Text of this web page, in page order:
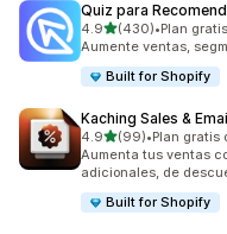
Quiz para
4.9de 5 estrellas
(430)
430 reseñas en total
•Plan
Aumente ventas,
Built for Shopify
Kaching Sales &
4.9de 5 estrellas
(99)
99 reseñas en total
•Plan gratis
Aumenta tus ventas
adicionales, de
Built for Shopify